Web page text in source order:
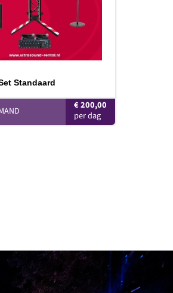
Standaard
€200,00